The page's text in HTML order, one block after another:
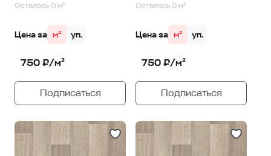
Осталось 0 м²
Цена за м² уп.
750 ₽/м²
Подписаться
Осталось 0 м²
Цена за м² уп.
750 ₽/м²
Подписаться